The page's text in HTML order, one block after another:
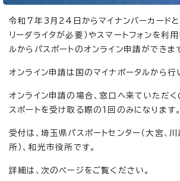
令和7年3月24日からマイナンバーカード
リーダライタが必要）やスマートフォンを利用
ルからパスポートのオンライン申請ができま
オンライン申請は国のマイナポータルから行
オンライン申請の場合、窓口へ来ていただく
スポートを受け取る際の1回のみになります。
受付は、埼玉県パスポートセンター（大宮、
所）、和光市役所です。
詳細は、次のページをご覧ください。